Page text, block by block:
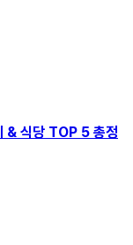
& 식당 TOP 5 총정